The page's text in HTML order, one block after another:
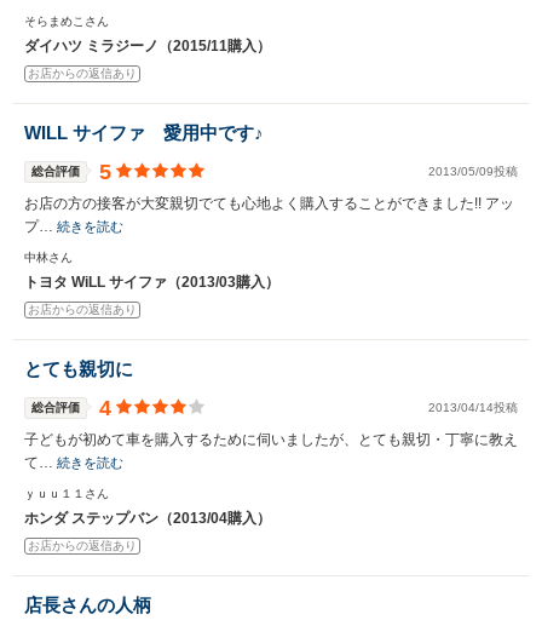
そらまめこさん
ダイハツ ミラジーノ（2015/11購入）
お店からの返信あり
WILL サイファ 愛用中です♪
総合評価 5 2013/05/09投稿
お店の方の接客が大変親切でても心地よく購入することができました!! アッ
プ… 続きを読む
中林さん
トヨタ WiLL サイファ（2013/03購入）
お店からの返信あり
とても親切に
総合評価 4 2013/04/14投稿
子どもが初めて車を購入するために伺いましたが、とても親切・丁寧に教え
て… 続きを読む
ｙｕｕ１１さん
ホンダ ステップバン（2013/04購入）
お店からの返信あり
店長さんの人柄